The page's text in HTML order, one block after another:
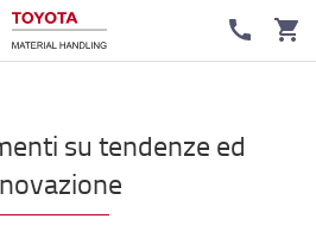
su tendenze ed